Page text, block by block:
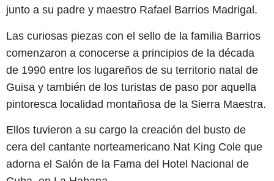
junto a su padre y maestro Rafael Barrios Madrigal.
Las curiosas piezas con el sello de la familia Barrios
comenzaron a conocerse a principios de la década
de 1990 entre los lugareños de su territorio natal de
Guisa y también de los turistas de paso por aquella
pintoresca localidad montañosa de la Sierra Maestra.
Ellos tuvieron a su cargo la creación del busto de
cera del cantante norteamericano Nat King Cole que
adorna el Salón de la Fama del Hotel Nacional de